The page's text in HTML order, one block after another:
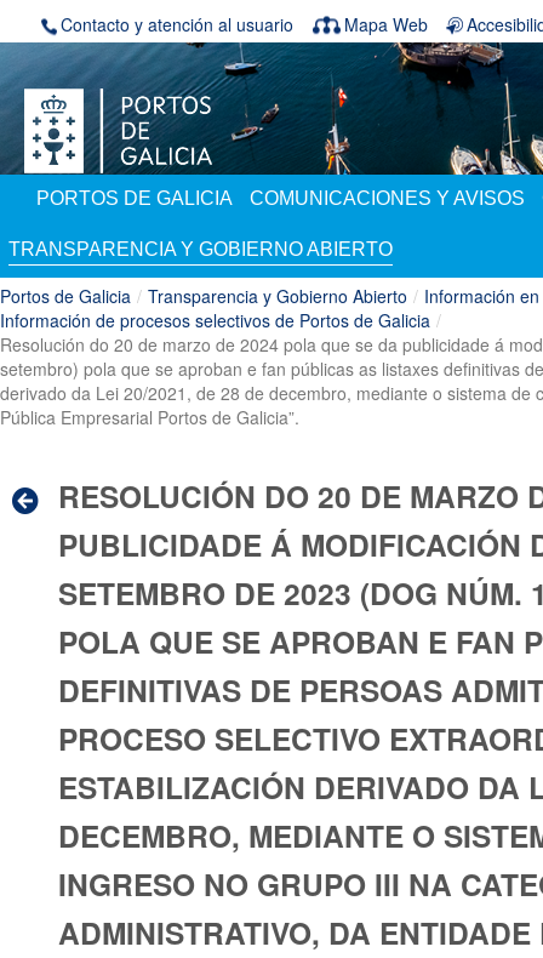
Saltar al contenido
Contacto y atención al usuario Mapa Web
PORTOS DE GALICIA COMUNICACIONES Y AVISOS
TRANSPARENCIA Y GOBIERNO ABIERTO
Portos de Galicia / Transparencia y Gobierno Abierto / Información
Información de procesos selectivos de Portos de Galicia /
Resolución do 20 de marzo de 2024 pola que se da publicidade á
setembro) pola que se aproban e fan públicas as listaxes definitivas
derivado da Lei 20/2021, de 28 de decembro, mediante o sistema
Pública Empresarial Portos de Galicia”.
RESOLUCIÓN DO 20 DE MARZO
PUBLICIDADE Á MODIFICACIÓN
SETEMBRO DE 2023 (DOG NÚM.
POLA QUE SE APROBAN E FAN
DEFINITIVAS DE PERSOAS
PROCESO SELECTIVO
ESTABILIZACIÓN DERIVADO DA
DECEMBRO, MEDIANTE O
INGRESO NO GRUPO III NA
ADMINISTRATIVO, DA